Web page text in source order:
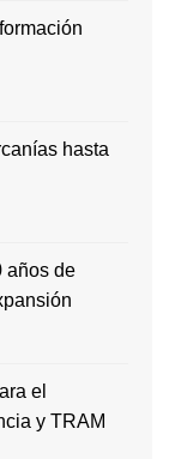
hasta
años de
el
y TRAM